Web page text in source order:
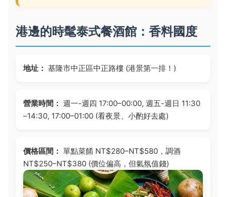
港邊的時髦泰式餐酒館：香料國度
地址： 基隆市中正區中正路樓 (港景第一排！)
營業時間： 週一-週四 17:00–00:00, 週五-週日 11:30
–14:30, 17:00–01:00 (看夜景、小酌好去處)
價格區間： 單點菜餚 NT$280–NT$580，調酒
NT$250–NT$380 (價位偏高，但氣氛值錢)